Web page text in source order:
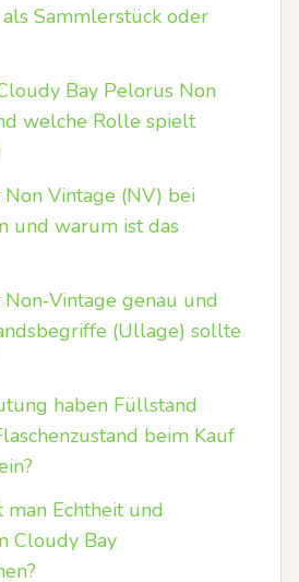
Sammlerstück oder
Bay Pelorus Non
welche Rolle spielt
Vintage (NV) bei
und warum ist das
genau und
(Ullage) sollte
haben Füllstand
beim Kauf
Echtheit und
Cloudy Bay